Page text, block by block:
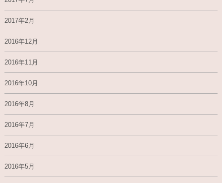
2017年2月
2016年12月
2016年11月
2016年10月
2016年8月
2016年7月
2016年6月
2016年5月